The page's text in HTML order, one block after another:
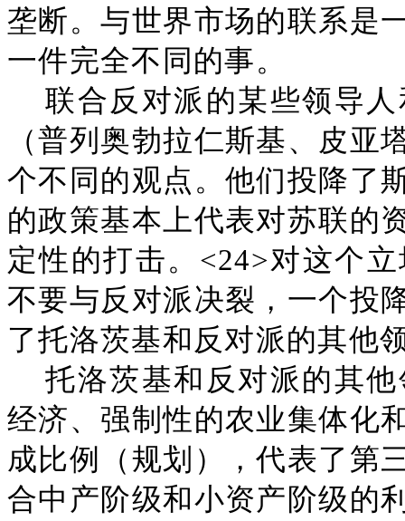
垄断。与世界市场的联系是
一件完全不同的事。
联合反对派的某些领导
（普列奥勃拉仁斯基、皮亚
个不同的观点。他们投降了
的政策基本上代表对苏联的
定性的打击。<24>对这个
不要与反对派决裂，一个投
了托洛茨基和反对派的其他
托洛茨基和反对派的其
经济、强制性的农业集体化
成比例（规划），代表了第
合中产阶级和小资产阶级的